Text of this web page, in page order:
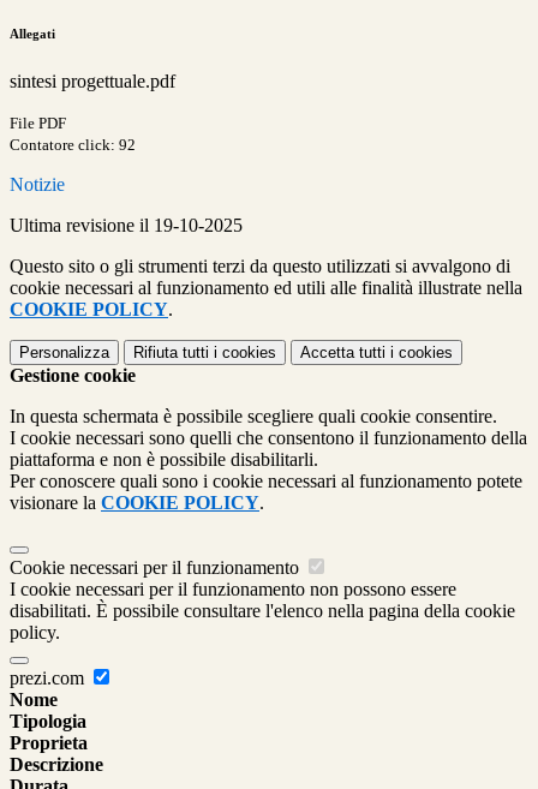
Allegati
sintesi progettuale.pdf
File PDF
Contatore click: 92
Notizie
Ultima revisione il 19-10-2025
Questo sito o gli strumenti terzi da questo utilizzati si avvalgono di
cookie necessari al funzionamento ed utili alle finalità illustrate nella
COOKIE POLICY.
Personalizza Rifiuta tutti i cookies Accetta tutti i cookies
Gestione cookie
In questa schermata è possibile scegliere quali cookie consentire.
I cookie necessari sono quelli che consentono il funzionamento della
piattaforma e non è possibile disabilitarli.
Per conoscere quali sono i cookie necessari al funzionamento potete
visionare la COOKIE POLICY.
Cookie necessari per il funzionamento
I cookie necessari per il funzionamento non possono essere
disabilitati. È possibile consultare l'elenco nella pagina della cookie
policy.
prezi.com
Nome
Tipologia
Proprieta
Descrizione